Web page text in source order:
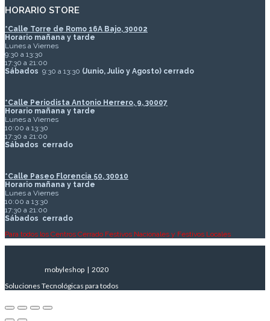
HORARIO STORE
*Calle Torre de Romo 16A Bajo, 30002
Horario mañana y tarde
Lunes a Viernes
9:30 a 13:30
17:30 a 21:00
Sábados 9:30 a 13:30 (Junio, Julio y Agosto) cerrado
*Calle Periodista Antonio Herrero, 9, 30007
Horario mañana y tarde
Lunes a Viernes
10:00 a 13:30
17:30 a 21:00
Sábados cerrado
*Calle Paseo Florencia 50, 30010
Horario mañana y tarde
Lunes a Viernes
10:00 a 13:30
17:30 a 21:00
Sábados cerrado
Para todos los Centros Cerrado Festivos Nacionales y Festivos Locales
mobyleshop | 2020
Soluciones Tecnológicas para todos